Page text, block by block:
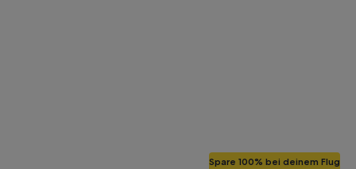
Spare 100% bei deinem Flug